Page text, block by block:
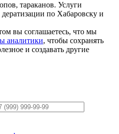
тараканов. Услуги
по Хабаровску и
вы соглашаетесь, что мы
аналитики, чтобы сохранять
и создавать другие